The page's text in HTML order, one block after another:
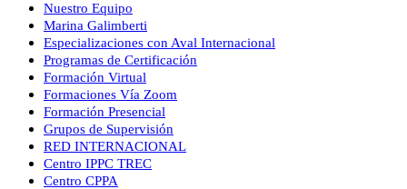
Nuestro Equipo
Marina Galimberti
Especializaciones con Aval Internacional
Programas de Certificación
Formación Virtual
Formaciones Vía Zoom
Formación Presencial
Grupos de Supervisión
RED INTERNACIONAL
Centro IPPC TREC
Centro CPPA